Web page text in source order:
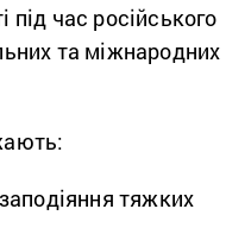
час російського
та міжнародних
тяжких